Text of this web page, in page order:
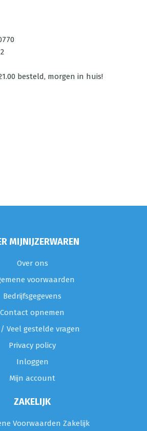
besteld, morgen in huis!
MIJNIJZERWAREN
Over ons
voorwaarden
Bedrijfsgegevens
Contact opnemen
/ Veel gestelde vragen
Privacy policy
Inloggen
Mijn account
ZAKELIJK
Voorwaarden Zakelijk